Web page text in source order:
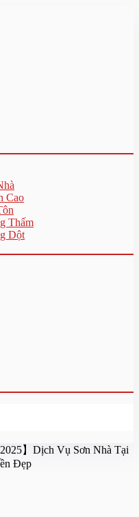
Cao
Thấm
Dột
】Dịch Vụ Sơn Nhà Tại
Đẹp